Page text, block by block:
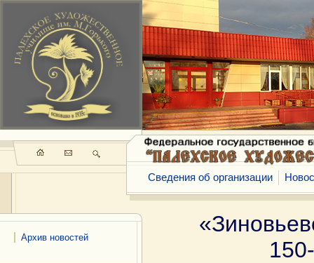
Архив новостей
Сведения об организации